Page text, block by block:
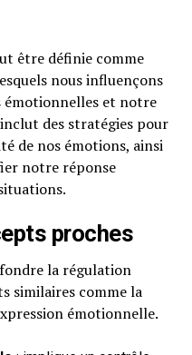
être définie comme
nous influençons
émotionnelles et notre
des stratégies pour
de nos émotions, ainsi
notre réponse
proches
la régulation
similaires comme la
émotionnelle.